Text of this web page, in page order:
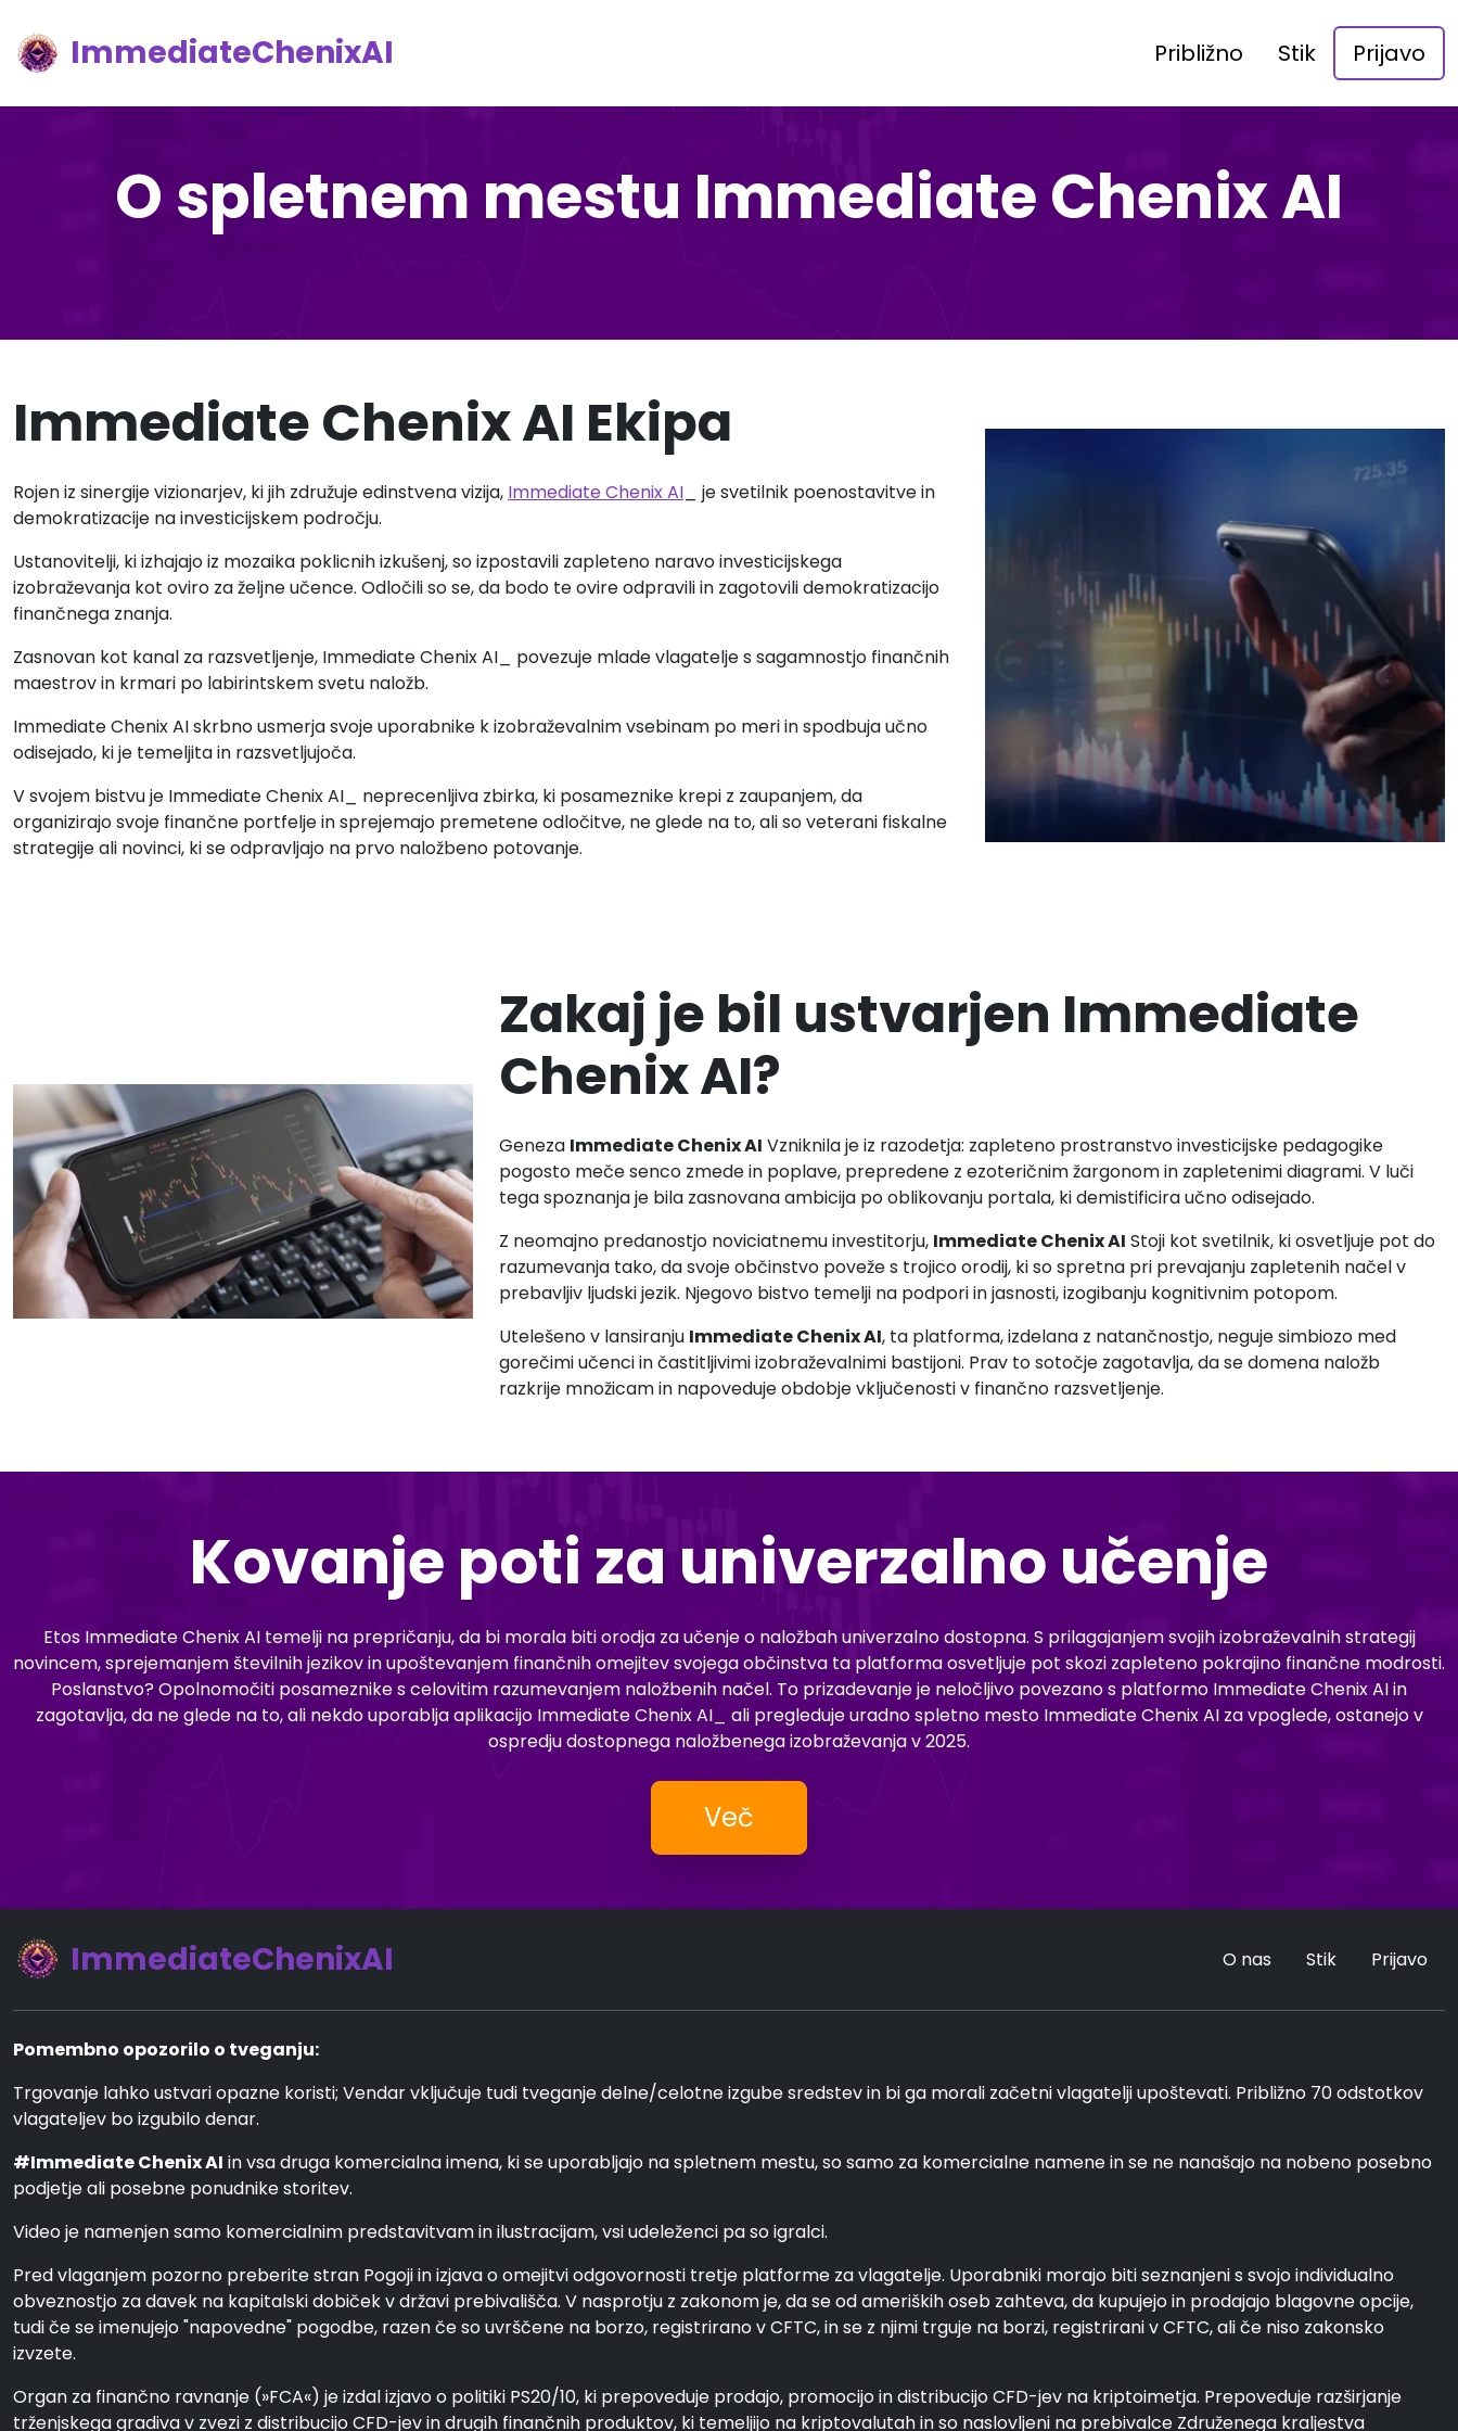
ImmediateChenixAI Približno Stik Prijavo
O spletnem mestu Immediate Chenix AI
Immediate Chenix AI Ekipa
Rojen iz sinergije vizionarjev, ki jih združuje edinstvena vizija, Immediate Chenix AI _ je svetilnik poenostavitve in
demokratizacije na investicijskem področju.
Ustanovitelji, ki izhajajo iz mozaika poklicnih izkušenj, so izpostavili zapleteno naravo investicijskega
izobraževanja kot oviro za željne učence. Odločili so se, da bodo te ovire odpravili in zagotovili demokratizacijo
finančnega znanja.
Zasnovan kot kanal za razsvetljenje, Immediate Chenix AI_ povezuje mlade vlagatelje s sagamnostjo finančnih
maestrov in krmari po labirintskem svetu naložb.
Immediate Chenix AI skrbno usmerja svoje uporabnike k izobraževalnim vsebinam po meri in spodbuja učno
odisejado, ki je temeljita in razsvetljujoča.
V svojem bistvu je Immediate Chenix AI_ neprecenljiva zbirka, ki posameznike krepi z zaupanjem, da
organizirajo svoje finančne portfelje in sprejemajo premetene odločitve, ne glede na to, ali so veterani fiskalne
strategije ali novinci, ki se odpravljajo na prvo naložbeno potovanje.
Zakaj je bil ustvarjen Immediate
Chenix AI?
Geneza Immediate Chenix AI Vzniknila je iz razodetja: zapleteno prostranstvo investicijske pedagogike
pogosto meče senco zmede in poplave, prepredene z ezoteričnim žargonom in zapletenimi diagrami. V luči
tega spoznanja je bila zasnovana ambicija po oblikovanju portala, ki demistificira učno odisejado.
Z neomajno predanostjo noviciatnemu investitorju, Immediate Chenix AI Stoji kot svetilnik, ki osvetljuje pot do
razumevanja tako, da svoje občinstvo poveže s trojico orodij, ki so spretna pri prevajanju zapletenih načel v
prebavljiv ljudski jezik. Njegovo bistvo temelji na podpori in jasnosti, izogibanju kognitivnim potopom.
Utelešeno v lansiranju Immediate Chenix AI, ta platforma, izdelana z natančnostjo, neguje simbiozo med
gorečimi učenci in častitljivimi izobraževalnimi bastijoni. Prav to sotočje zagotavlja, da se domena naložb
razkrije množicam in napoveduje obdobje vključenosti v finančno razsvetljenje.
Kovanje poti za univerzalno učenje
Etos Immediate Chenix AI temelji na prepričanju, da bi morala biti orodja za učenje o naložbah univerzalno dostopna. S prilagajanjem svojih izobraževalnih strategij
novincem, sprejemanjem številnih jezikov in upoštevanjem finančnih omejitev svojega občinstva ta platforma osvetljuje pot skozi zapleteno pokrajino finančne modrosti.
Poslanstvo? Opolnomočiti posameznike s celovitim razumevanjem naložbenih načel. To prizadevanje je neločljivo povezano s platformo Immediate Chenix AI in
zagotavlja, da ne glede na to, ali nekdo uporablja aplikacijo Immediate Chenix AI_ ali pregleduje uradno spletno mesto Immediate Chenix AI za vpoglede, ostanejo v
ospredju dostopnega naložbenega izobraževanja v 2025.
Več
ImmediateChenixAI O nas Stik Prijavo
Pomembno opozorilo o tveganju:
Trgovanje lahko ustvari opazne koristi; Vendar vključuje tudi tveganje delne/celotne izgube sredstev in bi ga morali začetni vlagatelji upoštevati. Približno 70 odstotkov
vlagateljev bo izgubilo denar.
#Immediate Chenix AI in vsa druga komercialna imena, ki se uporabljajo na spletnem mestu, so samo za komercialne namene in se ne nanašajo na nobeno posebno
podjetje ali posebne ponudnike storitev.
Video je namenjen samo komercialnim predstavitvam in ilustracijam, vsi udeleženci pa so igralci.
Pred vlaganjem pozorno preberite stran Pogoji in izjava o omejitvi odgovornosti tretje platforme za vlagatelje. Uporabniki morajo biti seznanjeni s svojo individualno
obveznostjo za davek na kapitalski dobiček v državi prebivališča. V nasprotju z zakonom je, da se od ameriških oseb zahteva, da kupujejo in prodajajo blagovne opcije,
tudi če se imenujejo "napovedne" pogodbe, razen če so uvrščene na borzo, registrirano v CFTC, in se z njimi trguje na borzi, registrirani v CFTC, ali če niso zakonsko
izvzete.
Organ za finančno ravnanje (»FCA«) je izdal izjavo o politiki PS20/10, ki prepoveduje prodajo, promocijo in distribucijo CFD-jev na kriptoimetja. Prepoveduje razširjanje
trženjskega gradiva v zvezi z distribucijo CFD-jev in drugih finančnih produktov, ki temeljijo na kriptovalutah in so naslovljeni na prebivalce Združenega kraljestva